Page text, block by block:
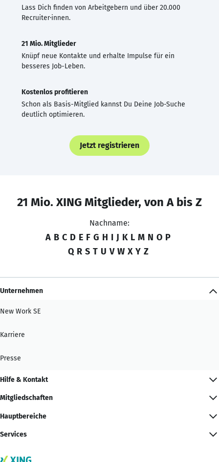
Lass Dich finden von Arbeitgebern und über 20.000
Recruiter·innen.
21 Mio. Mitglieder
Knüpf neue Kontakte und erhalte Impulse für ein
besseres Job-Leben.
Kostenlos profitieren
Schon als Basis-Mitglied kannst Du Deine Job-Suche
deutlich optimieren.
Jetzt registrieren
21 Mio. XING Mitglieder, von A bis Z
Nachname:
A B C D E F G H I J K L M N O P
Q R S T U V W X Y Z
Unternehmen
New Work SE
Karriere
Presse
Hilfe & Kontakt
Mitgliedschaften
Hauptbereiche
Services